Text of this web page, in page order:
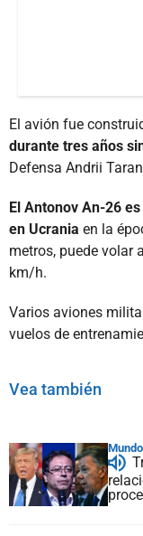
El avión fue
durante tres años
Defensa Andrii
El Antonov An-26
en Ucrania en la
metros, puede volar
km/h.
Varios aviones
vuelos de
Vea también
Mundo